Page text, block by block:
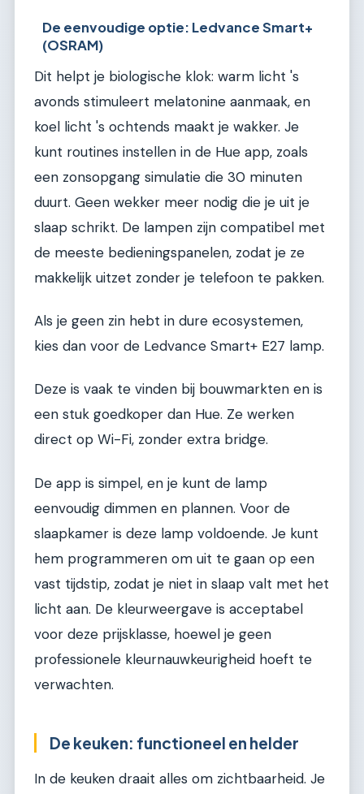
De eenvoudige optie: Ledvance Smart+
(OSRAM)
Dit helpt je biologische klok: warm licht 's
avonds stimuleert melatonine aanmaak, en
koel licht 's ochtends maakt je wakker. Je
kunt routines instellen in de Hue app, zoals
een zonsopgang simulatie die 30 minuten
duurt. Geen wekker meer nodig die je uit je
slaap schrikt. De lampen zijn compatibel met
de meeste bedieningspanelen, zodat je ze
makkelijk uitzet zonder je telefoon te pakken.
Als je geen zin hebt in dure ecosystemen,
kies dan voor de Ledvance Smart+ E27 lamp.
Deze is vaak te vinden bij bouwmarkten en is
een stuk goedkoper dan Hue. Ze werken
direct op Wi-Fi, zonder extra bridge.
De app is simpel, en je kunt de lamp
eenvoudig dimmen en plannen. Voor de
slaapkamer is deze lamp voldoende. Je kunt
hem programmeren om uit te gaan op een
vast tijdstip, zodat je niet in slaap valt met het
licht aan. De kleurweergave is acceptabel
voor deze prijsklasse, hoewel je geen
professionele kleurnauwkeurigheid hoeft te
verwachten.
De keuken: functioneel en helder
In de keuken draait alles om zichtbaarheid. Je